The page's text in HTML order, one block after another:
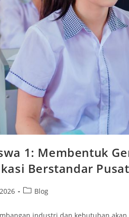
1: Membentuk
Berstandar
PostBlog
industri dan kebutuhan